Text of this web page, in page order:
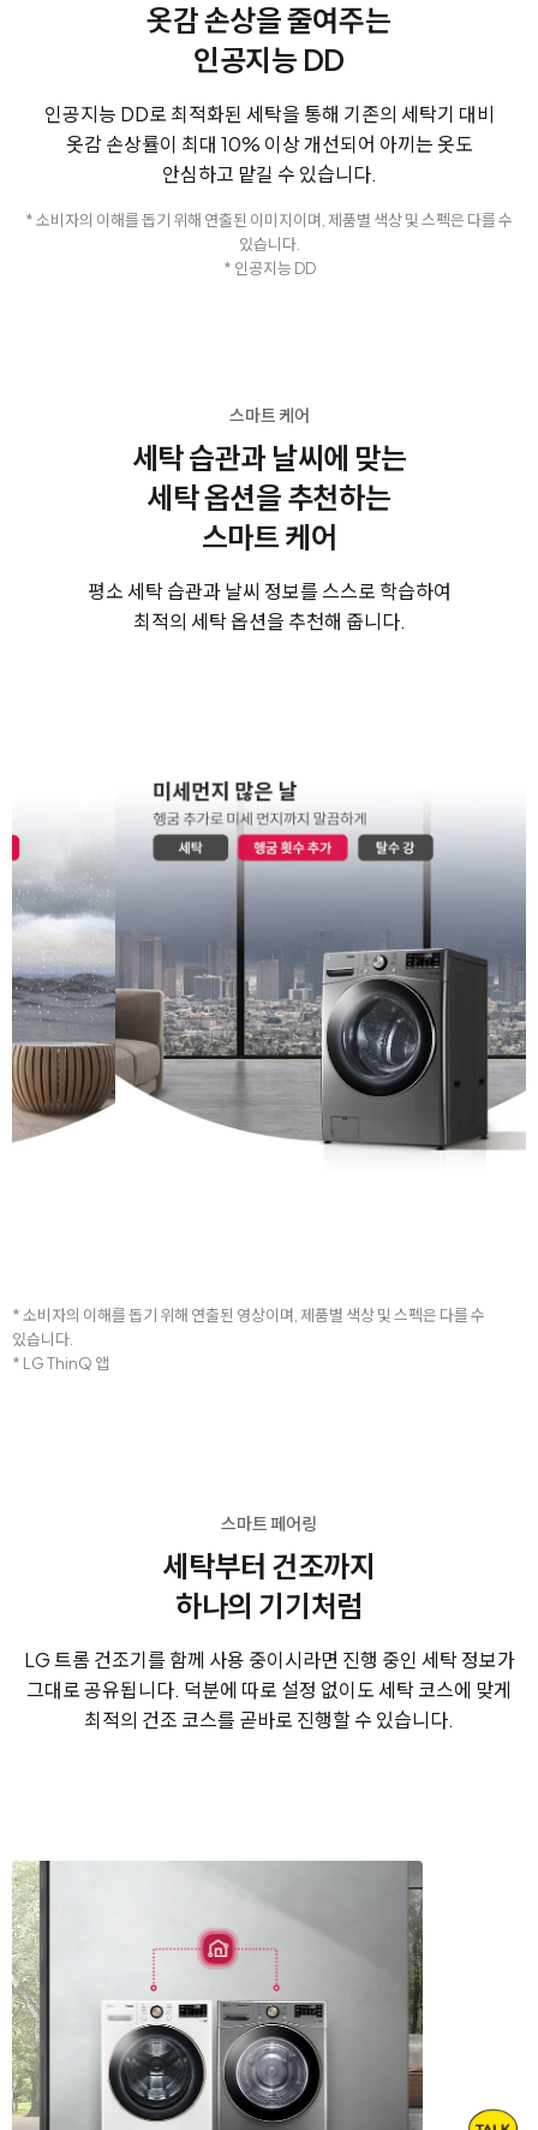
옷감 손상을 줄여주는
인공지능 DD
인공지능 DD로 최적화된 세탁을 통해 기존의 세탁기 대비
옷감 손상률이 최대 10% 이상 개선되어 아끼는 옷도
안심하고 맡길 수 있습니다.
* 소비자의 이해를 돕기 위해 연출된 이미지이며, 제품별 색상 및 스펙은 다를 수
있습니다.
* 인공지능 DD
스마트 케어
세탁 습관과 날씨에 맞는
세탁 옵션을 추천하는
스마트 케어
평소 세탁 습관과 날씨 정보를 스스로 학습하여
최적의 세탁 옵션을 추천해 줍니다.
* 소비자의 이해를 돕기 위해 연출된 영상이며, 제품별 색상 및 스펙은 다를 수
있습니다.
* LG ThinQ 앱
스마트 페어링
세탁부터 건조까지
하나의 기기처럼
LG 트롬 건조기를 함께 사용 중이시라면 진행 중인 세탁 정보가
그대로 공유됩니다. 덕분에 따로 설정 없이도 세탁 코스에 맞게
최적의 건조 코스를 곧바로 진행할 수 있습니다.